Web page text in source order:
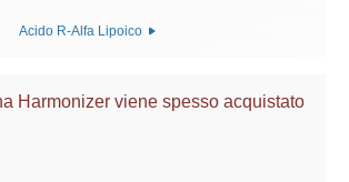
Acido R-Alfa Lipoico
Harmonizer viene spesso acquistato